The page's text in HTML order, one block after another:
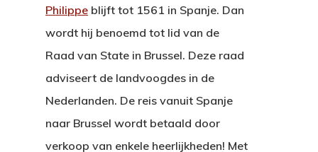
Philippe blijft tot 1561 in Spanje. Dan
wordt hij benoemd tot lid van de
Raad van State in Brussel. Deze raad
adviseert de landvoogdes in de
Nederlanden. De reis vanuit Spanje
naar Brussel wordt betaald door
verkoop van enkele heerlijkheden! Met